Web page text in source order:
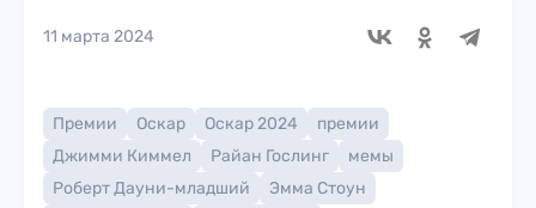
11 марта 2024
Премии Оскар Оскар 2024
премии
Джимми Киммел
Райан Гослинг
мемы
Роберт Дауни-младший
Эмма Стоун